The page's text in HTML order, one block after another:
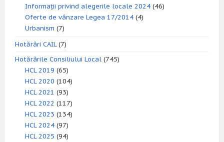
Informații privind alegerile locale 2024 (46)
Oferte de vânzare Legea 17/2014 (4)
Urbanism (7)
Hotărâri CAIL(7)
Hotărârile Consiliului Local (745)
HCL 2019 (65)
HCL 2020 (104)
HCL 2021 (93)
HCL 2022 (117)
HCL 2023 (134)
HCL 2024 (97)
HCL 2025 (94)